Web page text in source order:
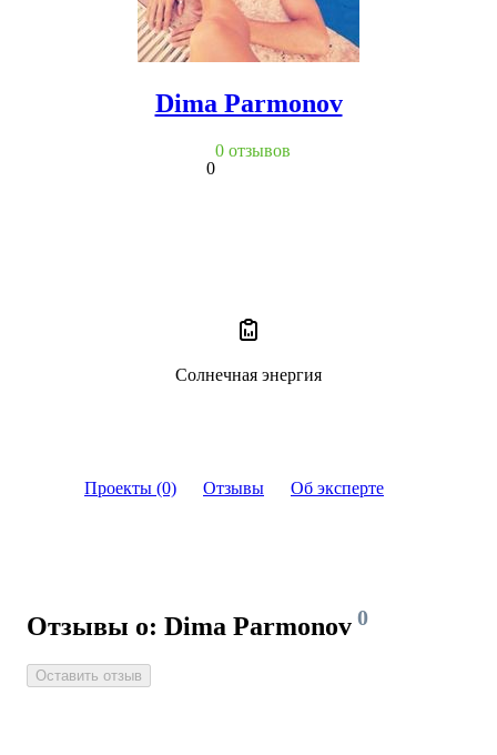
Проекты (0) Отзывы Об эксперте
Отзывы о: Dima Parmonov 0
Оставить отзыв
Dima Parmonov
0
0 отзывов
Солнечная энергия